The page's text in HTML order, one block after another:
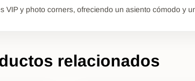
y photo corners, ofreciendo un asiento cómodo y
relacionados